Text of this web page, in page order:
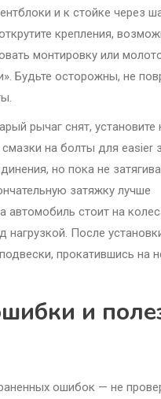
и к стойке через
крепления,
монтировку или
Будьте осторожны, не
рычаг снят, установите
смазки на болты для easier
но пока не
затяжку лучше
автомобиль стоит на
нагрузкой. После
прокатившись на
и
ошибок — не